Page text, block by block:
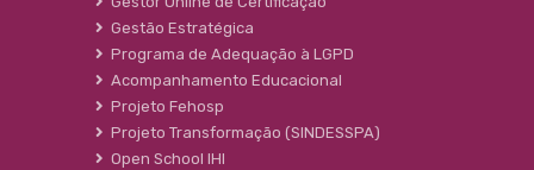
Gestão Estratégica
Programa de Adequação à LGPD
Acompanhamento Educacional
Projeto Fehosp
Projeto Transformação (SINDESSPA)
Open School IHI